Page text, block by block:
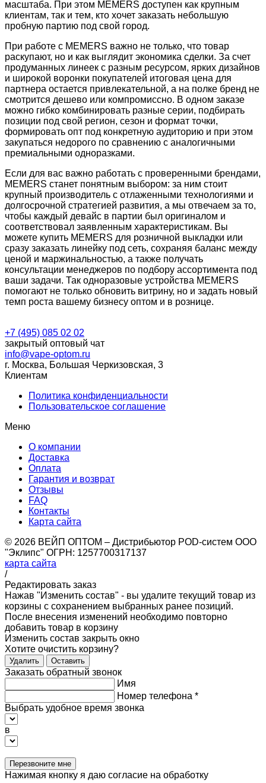
масштаба. При этом MEMERS доступен как крупным
клиентам, так и тем, кто хочет заказать небольшую
пробную партию под свой город.
При работе с MEMERS важно не только, что товар
раскупают, но и как выглядит экономика сделки. За счет
продуманных линеек с разным ресурсом, ярких дизайнов
и широкой воронки покупателей итоговая цена для
партнера остается привлекательной, а на полке бренд не
смотрится дешево или компромиссно. В одном заказе
можно гибко комбинировать разные серии, подбирать
позиции под свой регион, сезон и формат точки,
формировать опт под конкретную аудиторию и при этом
закупаться недорого по сравнению с аналогичными
премиальными одноразками.
Если для вас важно работать с проверенными брендами,
MEMERS станет понятным выбором: за ним стоит
крупный производитель с отлаженными технологиями и
долгосрочной стратегией развития, а мы отвечаем за то,
чтобы каждый девайс в партии был оригиналом и
соответствовал заявленным характеристикам. Вы
можете купить MEMERS для розничной выкладки или
сразу заказать линейку под сеть, сохраняя баланс между
ценой и маржинальностью, а также получать
консультации менеджеров по подбору ассортимента под
ваши задачи. Так одноразовые устройства MEMERS
помогают не только обновить витрину, но и задать новый
темп роста вашему бизнесу оптом и в рознице.
+7 (495) 085 02 02
закрытый оптовый чат
info@vape-optom.ru
г. Москва, Большая Черкизовская, 3
Клиентам
Политика конфиденциальности
Пользовательское соглашение
Меню
О компании
Доставка
Оплата
Гарантия и возврат
Отзывы
FAQ
Контакты
Карта сайта
© 2026 ВЕЙП ОПТОМ – Дистрибьютор POD-систем ООО
"Эклипс" ОГРН: 1257700317137
карта сайта
/
Редактировать заказ
Нажав "Изменить состав" - вы удалите текущий товар из
корзины с сохранением выбранных ранее позиций.
После внесения изменений необходимо повторно
добавить товар в корзину
Изменить состав закрыть окно
Хотите очистить корзину?
Удалить Оставить
Заказать обратный звонок
Имя
Номер телефона *
Выбрать удобное время звонка
в
Перезвоните мне
Нажимая кнопку я даю согласие на обработку